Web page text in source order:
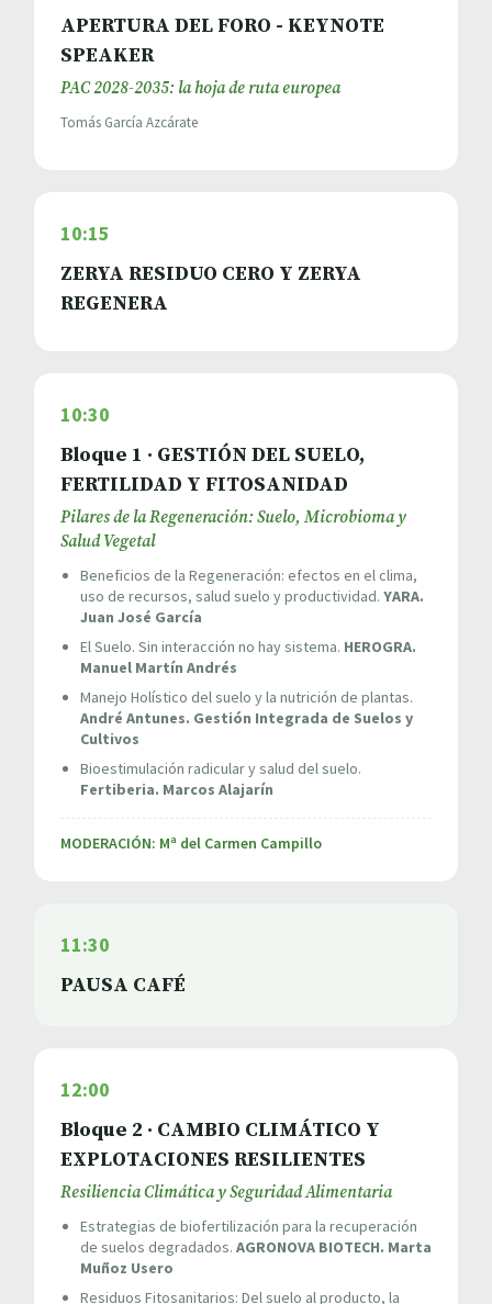
APERTURA DEL FORO - KEYNOTE
SPEAKER
PAC 2028-2035: la hoja de ruta europea
Tomás García Azcárate
10:15
ZERYA RESIDUO CERO Y ZERYA
REGENERA
10:30
Bloque 1 · GESTIÓN DEL SUELO,
FERTILIDAD Y FITOSANIDAD
Pilares de la Regeneración: Suelo, Microbioma y
Salud Vegetal
Beneficios de la Regeneración: efectos en el clima,
uso de recursos, salud suelo y productividad. YARA.
Juan José García
El Suelo. Sin interacción no hay sistema. HEROGRA.
Manuel Martín Andrés
Manejo Holístico del suelo y la nutrición de plantas.
André Antunes. Gestión Integrada de Suelos y
Cultivos
Bioestimulación radicular y salud del suelo.
Fertiberia. Marcos Alajarín
MODERACIÓN: Mª del Carmen Campillo
11:30
PAUSA CAFÉ
12:00
Bloque 2 · CAMBIO CLIMÁTICO Y
EXPLOTACIONES RESILIENTES
Resiliencia Climática y Seguridad Alimentaria
Estrategias de biofertilización para la recuperación
de suelos degradados. AGRONOVA BIOTECH. Marta
Muñoz Usero
Residuos Fitosanitarios: Del suelo al producto, la